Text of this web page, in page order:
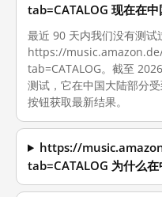
tab=CATALOG 现在在中
最近 90 天内我们没有测试
https://
tab=CATALOG。截至
测试，它在中国大陆部分
按钮获取最新结果。
https://
tab=CATALOG 为什么在